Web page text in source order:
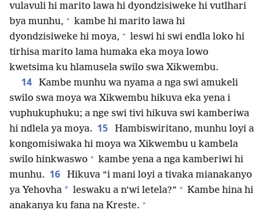
vulavuli hi marito lawa hi dyondzisiweke hi vutlhari
bya munhu, + kambe hi marito lawa hi
dyondzisiweke hi moya, + leswi hi swi endla loko hi
tirhisa marito lama humaka eka moya lowo
kwetsima ku hlamusela swilo swa Xikwembu.
14
Kambe munhu wa nyama a nga swi amukeli
swilo swa moya wa Xikwembu hikuva eka yena i
vuphukuphuku; a nge swi tivi hikuva swi kamberiwa
hi ndlela ya moya. 15
Hambiswiritano, munhu loyi a
kongomisiwaka hi moya wa Xikwembu u kambela
swilo hinkwaswo + kambe yena a nga kamberiwi hi
munhu. 16
Hikuva “i mani loyi a tivaka mianakanyo
ya Yehovha * leswaku a n’wi letela?” + Kambe hina hi
anakanya ku fana na Kreste. +